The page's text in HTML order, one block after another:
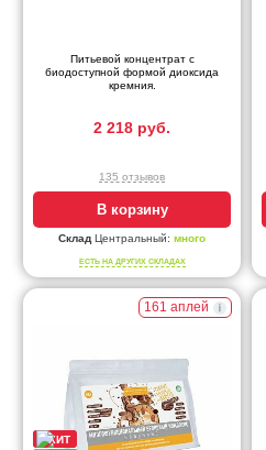
Питьевой концентрат с
биодоступной формой диоксида
кремния.
2 218 руб.
135 отзывов
В корзину
Склад Центральный: много
ЕСТЬ НА ДРУГИХ СКЛАДАХ
161 аплей